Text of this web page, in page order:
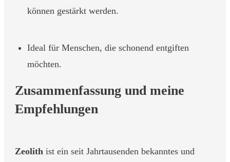
können gestärkt werden.
Ideal für Menschen, die schonend entgiften
möchten.
Zusammenfassung und meine
Empfehlungen
Zeolith ist ein seit Jahrtausenden bekanntes und